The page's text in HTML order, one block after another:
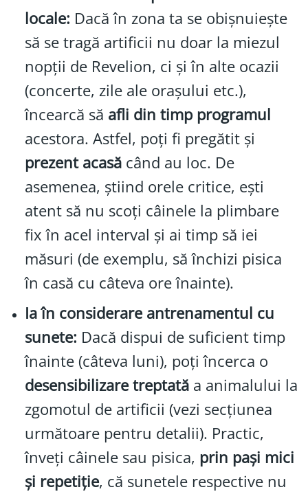
locale: Dacă în zona ta se obișnuiește
să se tragă artificii nu doar la miezul
nopții de Revelion, ci și în alte ocazii
(concerte, zile ale orașului etc.),
încearcă să afli din timp programul
acestora. Astfel, poți fi pregătit și
prezent acasăcând au loc. De
asemenea, știind orele critice, ești
atent să nu scoți câinele la plimbare
fix în acel interval și ai timp să iei
măsuri (de exemplu, să închizi pisica
în casă cu câteva ore înainte).
Ia în considerare antrenamentul cu
sunete: Dacă dispui de suficient timp
înainte (câteva luni), poți încerca o
desensibilizare treptatăa animalului la
zgomotul de artificii (vezi secțiunea
următoare pentru detalii). Practic,
înveți câinele sau pisica, prin pași mici
și repetiție, că sunetele respective nu